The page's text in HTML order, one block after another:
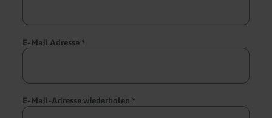
E-Mail Adresse*
E-Mail-Adresse wiederholen *